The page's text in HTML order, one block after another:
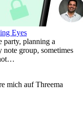
Eyes
party, planning a
note group, sometimes
mich auf Threema